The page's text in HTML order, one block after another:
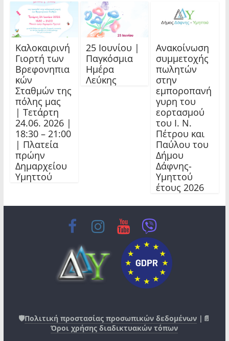
Καλοκαιρινή
Γιορτή των
Βρεφονηπια
κών
Σταθμών της
πόλης μας
| Τετάρτη
24.06. 2026 |
18:30 – 21:00
| Πλατεία
πρώην
Δημαρχείου
Υμηττού
25 Ιουνίου |
Παγκόσμια
Ημέρα
Λεύκης
Ανακοίνωση
συμμετοχής
πωλητών
στην
εμποροπανή
γυρη του
εορτασμού
του Ι. Ν.
Πέτρου και
Παύλου του
Δήμου
Δάφνης-
Υμηττού
έτους 2026
🛡️Πολιτική προστασίας προσωπικών δεδομένων |📄
Όροι χρήσης διαδικτυακών τόπων